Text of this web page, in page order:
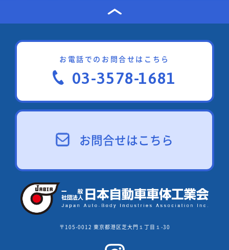
お電話でのお問合せはこちら
03-3578-1681
お問合せはこちら
〒105-0012 東京都港区芝大門１丁目１-30